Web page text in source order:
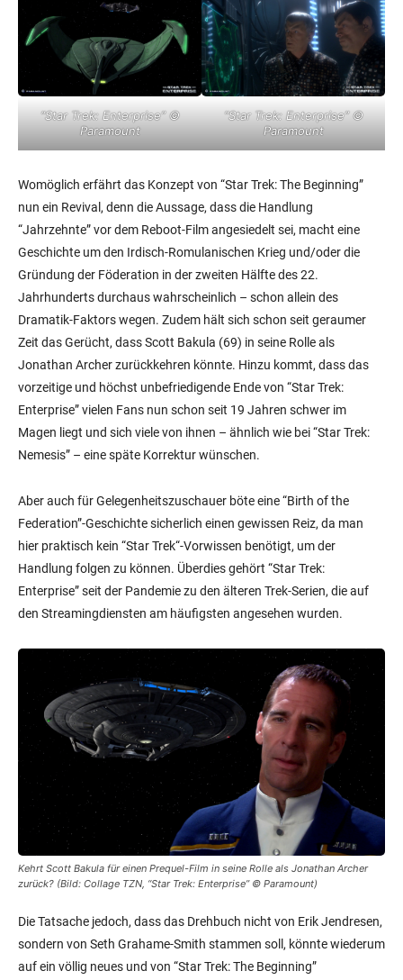
“Star Trek: Enterprise” ©
Paramount
“Star Trek: Enterprise” ©
Paramount
Womöglich erfährt das Konzept von “Star Trek: The Beginning”
nun ein Revival, denn die Aussage, dass die Handlung
“Jahrzehnte” vor dem Reboot-Film angesiedelt sei, macht eine
Geschichte um den Irdisch-Romulanischen Krieg und/oder die
Gründung der Föderation in der zweiten Hälfte des 22.
Jahrhunderts durchaus wahrscheinlich – schon allein des
Dramatik-Faktors wegen. Zudem hält sich schon seit geraumer
Zeit das Gerücht, dass Scott Bakula (69) in seine Rolle als
Jonathan Archer zurückkehren könnte. Hinzu kommt, dass das
vorzeitige und höchst unbefriedigende Ende von “Star Trek:
Enterprise” vielen Fans nun schon seit 19 Jahren schwer im
Magen liegt und sich viele von ihnen – ähnlich wie bei “Star Trek:
Nemesis” – eine späte Korrektur wünschen.
Aber auch für Gelegenheitszuschauer böte eine “Birth of the
Federation”-Geschichte sicherlich einen gewissen Reiz, da man
hier praktisch kein “Star Trek“-Vorwissen benötigt, um der
Handlung folgen zu können. Überdies gehört “Star Trek:
Enterprise” seit der Pandemie zu den älteren Trek-Serien, die auf
den Streamingdiensten am häufigsten angesehen wurden.
Kehrt Scott Bakula für einen Prequel-Film in seine Rolle als Jonathan Archer
zurück? (Bild: Collage TZN, “Star Trek: Enterprise” © Paramount)
Die Tatsache jedoch, dass das Drehbuch nicht von Erik Jendresen,
sondern von Seth Grahame-Smith stammen soll, könnte wiederum
auf ein völlig neues und von “Star Trek: The Beginning”